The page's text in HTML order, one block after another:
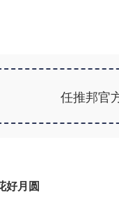
任推邦官
好月圆